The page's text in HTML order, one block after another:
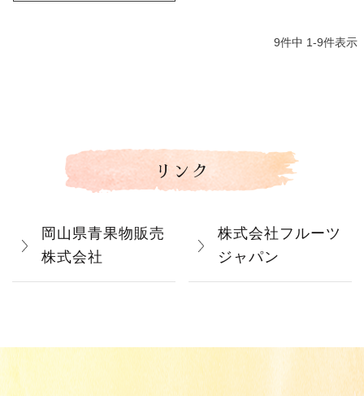
9件中 1-9件表示
リンク
岡山県青果物販売
株式会社
株式会社フルーツ
ジャパン